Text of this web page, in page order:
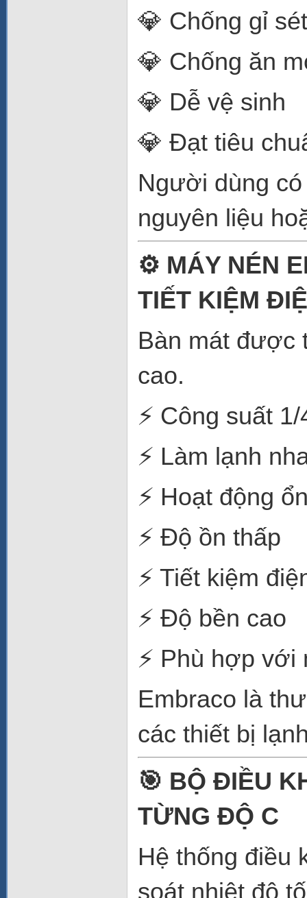
💎 Chống gỉ sét
💎 Chống ăn
💎 Dễ vệ sinh
💎 Đạt tiêu
Người dùng
nguyên liệu
⚙️ MÁY NÉN
TIẾT KIỆM
Bàn mát được
cao.
⚡ Công suất
⚡ Làm lạnh
⚡ Hoạt động
⚡ Độ ồn thấp
⚡ Tiết kiệm
⚡ Độ bền cao
⚡ Phù hợp
Embraco là
các thiết bị
🎯 BỘ ĐIỀU
TỪNG ĐỘ C
Hệ thống điều
soát nhiệt độ